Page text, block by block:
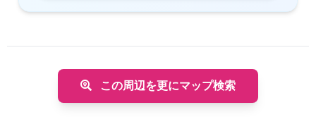
この周辺を更にマップ検索